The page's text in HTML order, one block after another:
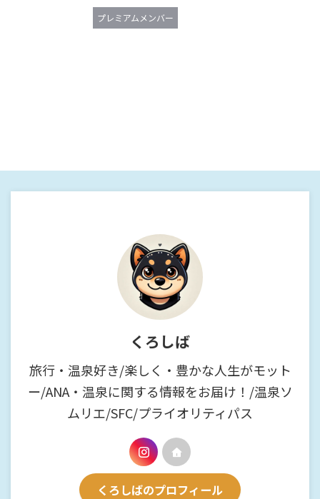
プレミアムメンバー
くろしば
旅行・温泉好き/楽しく・豊かな人生がモット
ー/ANA・温泉に関する情報をお届け！/温泉ソ
ムリエ/SFC/プライオリティパス
くろしばのプロフィール